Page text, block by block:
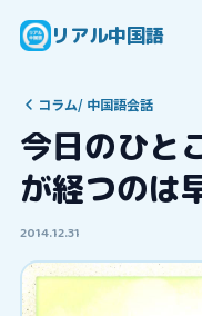
リアル中国語
コラム/ 中国語会話
今日のひと
が経つのは
2014.12.31